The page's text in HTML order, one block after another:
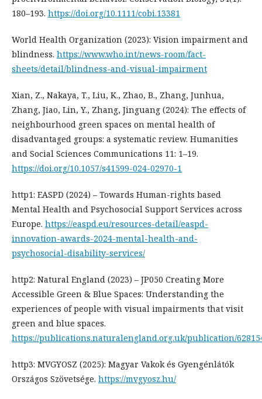
180–193. https://doi.org/10.1111/cobi.13381
World Health Organization (2023): Vision impairment and
blindness. https://www.who.int/news-room/fact-
sheets/detail/blindness-and-visual-impairment
Xian, Z., Nakaya, T., Liu, K., Zhao, B., Zhang, Junhua,
Zhang, Jiao, Lin, Y., Zhang, Jinguang (2024): The effects of
neighbourhood green spaces on mental health of
disadvantaged groups: a systematic review. Humanities
and Social Sciences Communications 11: 1–19.
https://doi.org/10.1057/s41599-024-02970-1
http1: EASPD (2024) – Towards Human-rights based
Mental Health and Psychosocial Support Services across
Europe. https://easpd.eu/resources-detail/easpd-
innovation-awards-2024-mental-health-and-
psychosocial-disability-services/
http2: Natural England (2023) – JP050 Creating More
Accessible Green & Blue Spaces: Understanding the
experiences of people with visual impairments that visit
green and blue spaces.
https://publications.naturalengland.org.uk/publication/
http3: MVGYOSZ (2025): Magyar Vakok és Gyengénlátók
Országos Szövetsége. https://mvgyosz.hu/